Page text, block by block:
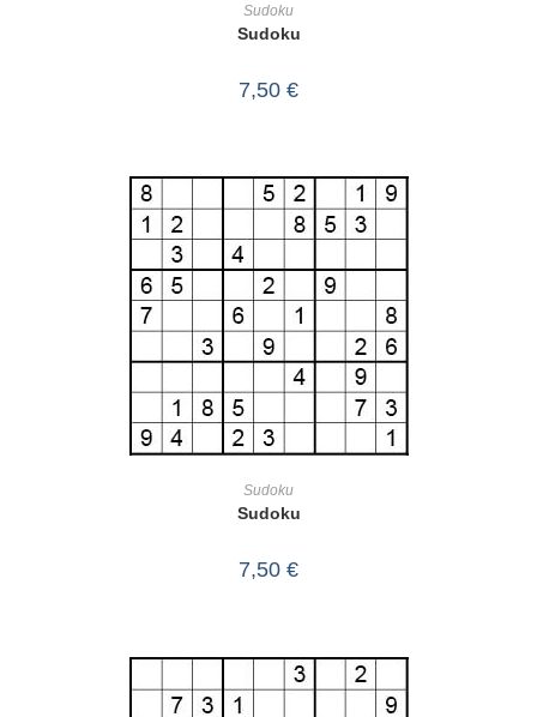
Sudoku
Sudoku
7,50 €
Sudoku
Sudoku
7,50 €